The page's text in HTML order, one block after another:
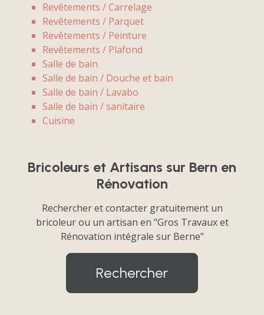
Revêtements / Carrelage
Revêtements / Parquet
Revêtements / Peinture
Revêtements / Plafond
Salle de bain
Salle de bain / Douche et bain
Salle de bain / Lavabo
Salle de bain / sanitaire
Cuisine
Bricoleurs et Artisans sur Bern en
Rénovation
Rechercher et contacter gratuitement un
bricoleur ou un artisan en "Gros Travaux et
Rénovation intégrale sur Berne"
Rechercher